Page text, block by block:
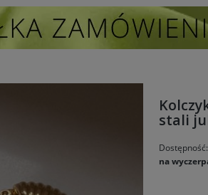
stali
Dostępność:
na